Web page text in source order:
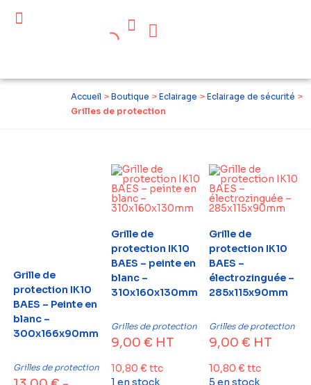
Accueil > Boutique > Eclairage > Eclairage de sécurité >
Grilles de protection
Grille de
protection IK10
BAES – Peinte en
blanc –
300x166x90mm
Grilles de protection
Grille de
protection IK10
BAES – peinte en
blanc –
310x160x130mm
Grilles de protection
9,00 € HT
10,80 € ttc
1 en stock
Grille de
protection IK10
BAES –
électrozinguée –
285x115x90mm
Grilles de protection
9,00 € HT
10,80 € ttc
5 en stock